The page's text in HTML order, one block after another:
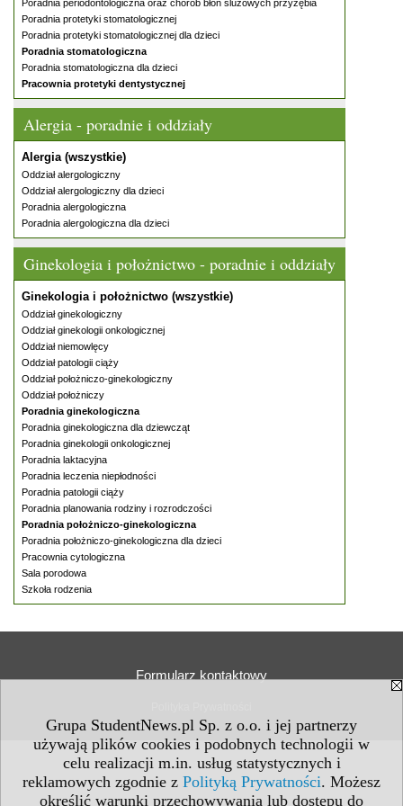
Grupa StudentNews.pl Sp. z o.o. i jej partnerzy
używają plików cookies i podobnych technologii w
celu realizacji m.in. usług statystycznych i
reklamowych zgodnie z Polityką Prywatności. Możesz
określić warunki przechowywania lub dostępu do
Poradnia periodontologiczna oraz chorób błon śluzowych przyzębia
Poradnia protetyki stomatologicznej
Poradnia protetyki stomatologicznej dla dzieci
Poradnia stomatologiczna
Poradnia stomatologiczna dla dzieci
Pracownia protetyki dentystycznej
Alergia - poradnie i oddziały
Alergia (wszystkie)
Oddział alergologiczny
Oddział alergologiczny dla dzieci
Poradnia alergologiczna
Poradnia alergologiczna dla dzieci
Ginekologia i położnictwo - poradnie i oddziały
Ginekologia i położnictwo (wszystkie)
Oddział ginekologiczny
Oddział ginekologii onkologicznej
Oddział niemowlęcy
Oddział patologii ciąży
Oddział położniczo-ginekologiczny
Oddział położniczy
Poradnia ginekologiczna
Poradnia ginekologiczna dla dziewcząt
Poradnia ginekologii onkologicznej
Poradnia laktacyjna
Poradnia leczenia niepłodności
Poradnia patologii ciąży
Poradnia planowania rodziny i rozrodczości
Poradnia położniczo-ginekologiczna
Poradnia położniczo-ginekologiczna dla dzieci
Pracownia cytologiczna
Sala porodowa
Szkoła rodzenia
Formularz kontaktowy